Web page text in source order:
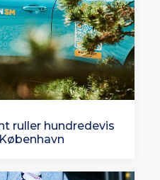
ruller hundredevis